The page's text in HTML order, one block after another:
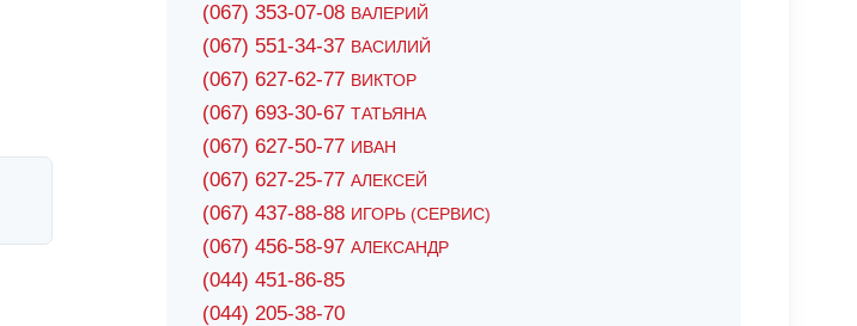
(067) 353-07-08 ВАЛЕРИЙ
(067) 551-34-37 ВАСИЛИЙ
(067) 627-62-77 ВИКТОР
(067) 693-30-67 ТАТЬЯНА
(067) 627-50-77 ИВАН
(067) 627-25-77 АЛЕКСЕЙ
(067) 437-88-88 ИГОРЬ (СЕРВИС)
(067) 456-58-97 АЛЕКСАНДР
(044) 451-86-85
(044) 205-38-70